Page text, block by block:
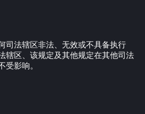
司法辖区非法、无效或不具备执行
辖区、该规定及其他规定在其他司法
受影响。